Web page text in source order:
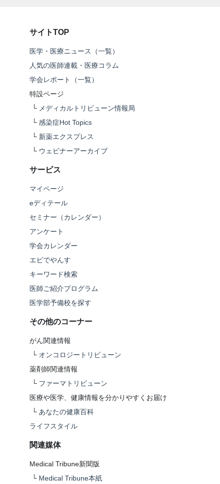
サイトTOP
医学・医療ニュース（一覧）
人気の医師連載・医療コラム
学会レポート（一覧）
特設ページ
└ メディカルトリビューン情報局
└ 感染症Hot Topics
└ 新薬エクスプレス
└ ウェビナーアーカイブ
サービス
マイページ
eディテール
セミナー（カレンダー）
アンケート
学会カレンダー
エビでやんす
キーワード検索
医師ご紹介プログラム
医学部予備校を探す
その他のコーナー
がん関連情報
└ オンコロジートリビューン
薬剤師関連情報
└ ファーマトリビューン
医療や医学、健康情報を分かりやすくお届け
└ あなたの健康百科
ライフスタイル
関連媒体
Medical Tribune新聞版
└ Medical Tribune本紙